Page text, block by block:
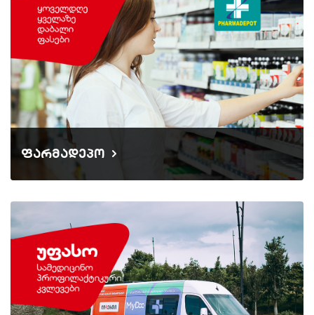
ფარმადეპო